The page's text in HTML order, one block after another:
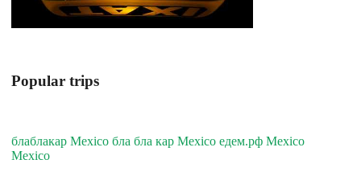
Popular trips
блаблакар Mexico бла бла кар Mexico едем.рф Mexico
Mexico